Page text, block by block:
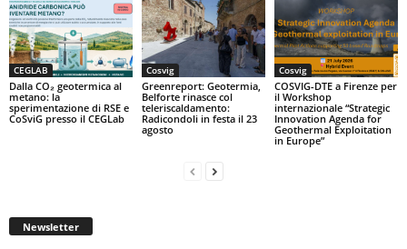
CEGLAB
Dalla CO₂ geotermica al
metano: la
sperimentazione di RSE e
CoSviG presso il CEGLab
Cosvig
Greenreport: Geotermia,
Belforte rinasce col
teleriscaldamento:
Radicondoli in festa il 23
agosto
Cosvig
COSVIG-DTE a Firenze per
il Workshop
internazionale “Strategic
Innovation Agenda for
Geothermal Exploitation
in Europe”
Newsletter